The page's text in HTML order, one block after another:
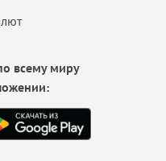
всему миру